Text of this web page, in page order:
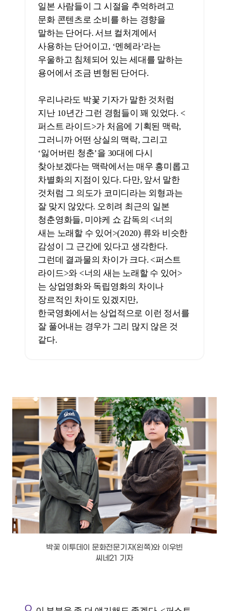
박꽃 이투데이 문화전문기자(왼쪽)와 이우빈
씨네21 기자
이 부분을 좀 더 얘기해도 좋겠다. <퍼스트
라이드>의 주인공들은 10대 시절에 만나
‘24년지기가 된 사총사’다. 30대인 네 친구의
여정을 ‘한 세대의 이행(Transition)’으로
본다면, 감독은 ‘어떤 시대적 감수성’ 혹은
‘어떤 청춘의 얼굴’, ‘어떤 세대의 경험’을
포착하려 했을까?
이우빈
기자
나는 지금 20대 후반, 정확히는 29세다. <
퍼스트 라이드>의 주인공들과 한두 살
2학년 때 동일본 대지진이 일어났다.
고등학교 때는 세월호 참사를 겪었다.
그때의 단원고등학교 학생들과
동갑이다. 수학여행을 중학교 2학년,
고등학교 2학년에 가지 않나. 나는 부산
출신이고 동백중학교를 다녔는데,
일본에 자매학교가 있어서 원래대로라면
수학여행을 일본으로 갈 수 있었는데 못
갔다. 고등학교 때는 4월에 세월호
참사가 나면서 우리 학교도 수학여행
예정지가 배를 타고 가야 했기에 당연히
취소되었다. 그러니까 나는 <퍼스트
라이드>에서 다루는 30대 초반 인물들의
지니고 있다고 생각한다. 인물들이 겪는
‘공백의 10년’에 대해서 개인적으로